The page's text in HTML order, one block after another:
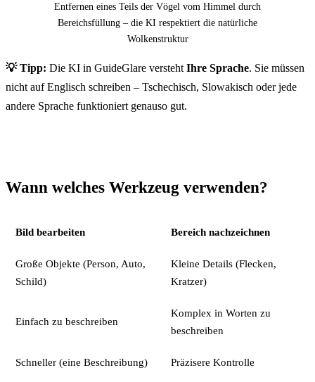
Entfernen eines Teils der Vögel vom Himmel durch
Bereichsfüllung – die KI respektiert die natürliche
Wolkenstruktur
💡 Tipp: Die KI in GuideGlare versteht Ihre Sprache. Sie müssen
nicht auf Englisch schreiben – Tschechisch, Slowakisch oder jede
andere Sprache funktioniert genauso gut.
Wann welches Werkzeug verwenden?
Bild bearbeiten Bereich nachzeichnen
Große Objekte (Person, Auto,
Schild)
Kleine Details (Flecken,
Kratzer)
Einfach zu beschreiben
Komplex in Worten zu
beschreiben
Schneller (eine Beschreibung) Präzisere Kontrolle